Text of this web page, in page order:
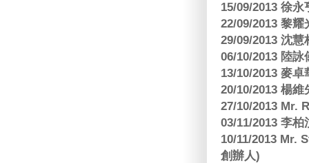
15/09/2013 徐
22/09/2013 黎
29/09/2013 沈
06/10/2013 陸
13/10/2013 麥
20/10/2013 楊
27/10/2013 Mr.
03/11/2013 李
10/11/2013 Mr.
創辦人)